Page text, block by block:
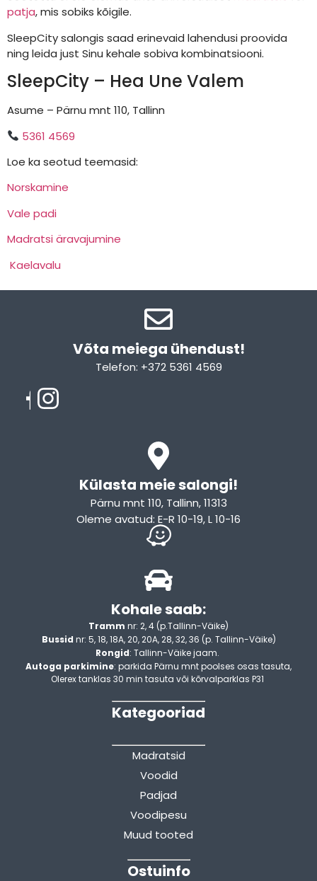
patja, mis sobiks kõigile.
SleepCity salongis saad erinevaid lahendusi proovida
ning leida just Sinu kehale sobiva kombinatsiooni.
SleepCity – Hea Une Valem
Asume – Pärnu mnt 110, Tallinn
5361 4569
Loe ka seotud teemasid:
Norskamine
Vale padi
Madratsi äravajumine
Kaelavalu
Võta meiega ühendust!​
Telefon: +372 5361 4569
Külasta meie salongi!
Pärnu mnt 110, Tallinn, 11313
Oleme avatud: E-R 10-19, L 10-16
Kohale saab:
Tramm nr: 2, 4 (p.Tallinn-Väike)
Bussid nr: 5, 18, 18A, 20, 20A, 28, 32, 36 (p. Tallinn-Väike)
Rongid: Tallinn-Väike jaam.
Autoga parkimine: parkida Pärnu mnt poolses osas tasuta,
Olerex tanklas 30 min tasuta või kõrvalparklas P31
Kategooriad
Madratsid
Voodid
Padjad
Voodipesu
Muud tooted
Ostuinfo